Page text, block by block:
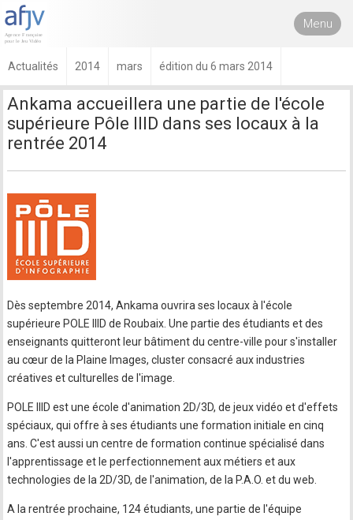
Menu
Actualités 2014 mars édition du 6 mars 2014
Ankama accueillera une partie de l'école
supérieure Pôle IIID dans ses locaux à la
rentrée 2014
Dès septembre 2014, Ankama ouvrira ses locaux à l'école
supérieure POLE IIID de Roubaix. Une partie des étudiants et des
enseignants quitteront leur bâtiment du centre-ville pour s'installer
au cœur de la Plaine Images, cluster consacré aux industries
créatives et culturelles de l'image.
POLE IIID est une école d'animation 2D/3D, de jeux vidéo et d'effets
spéciaux, qui offre à ses étudiants une formation initiale en cinq
ans. C'est aussi un centre de formation continue spécialisé dans
l'apprentissage et le perfectionnement aux métiers et aux
technologies de la 2D/3D, de l'animation, de la P.A.O. et du web.
A la rentrée prochaine, 124 étudiants, une partie de l'équipe